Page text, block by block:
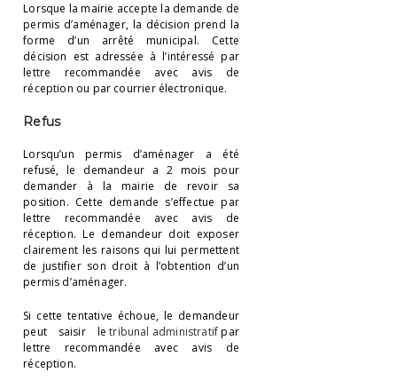
Lorsque la mairie accepte la demande de
permis d’aménager, la décision prend la
forme d’un arrêté municipal. Cette
décision est adressée à l’intéressé par
lettre recommandée avec avis de
réception ou par courrier électronique.
Refus
Lorsqu’un permis d’aménager a été
refusé, le demandeur a 2 mois pour
demander à la mairie de revoir sa
position. Cette demande s’effectue par
lettre recommandée avec avis de
réception. Le demandeur doit exposer
clairement les raisons qui lui permettent
de justifier son droit à l’obtention d’un
permis d’aménager.
Si cette tentative échoue, le demandeur
peut saisir le tribunal administratifpar
lettre recommandée avec avis de
réception.